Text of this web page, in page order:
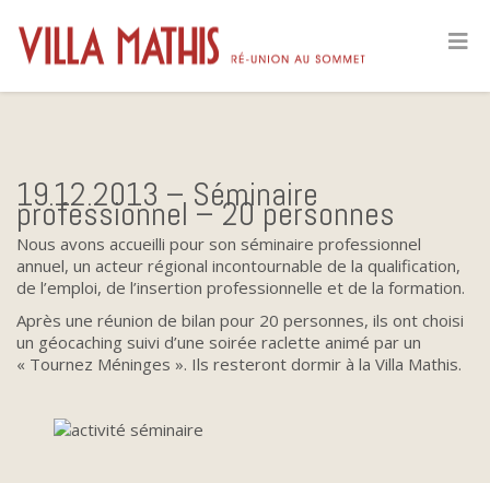
19.12.2013 – Séminaire
professionnel – 20 personnes
Nous avons accueilli pour son séminaire professionnel
annuel, un acteur régional incontournable de la qualification,
de l’emploi, de l’insertion professionnelle et de la formation.
Après une réunion de bilan pour 20 personnes, ils ont choisi
un géocaching suivi d’une soirée raclette animé par un
« Tournez Méninges ». Ils resteront dormir à la Villa Mathis.